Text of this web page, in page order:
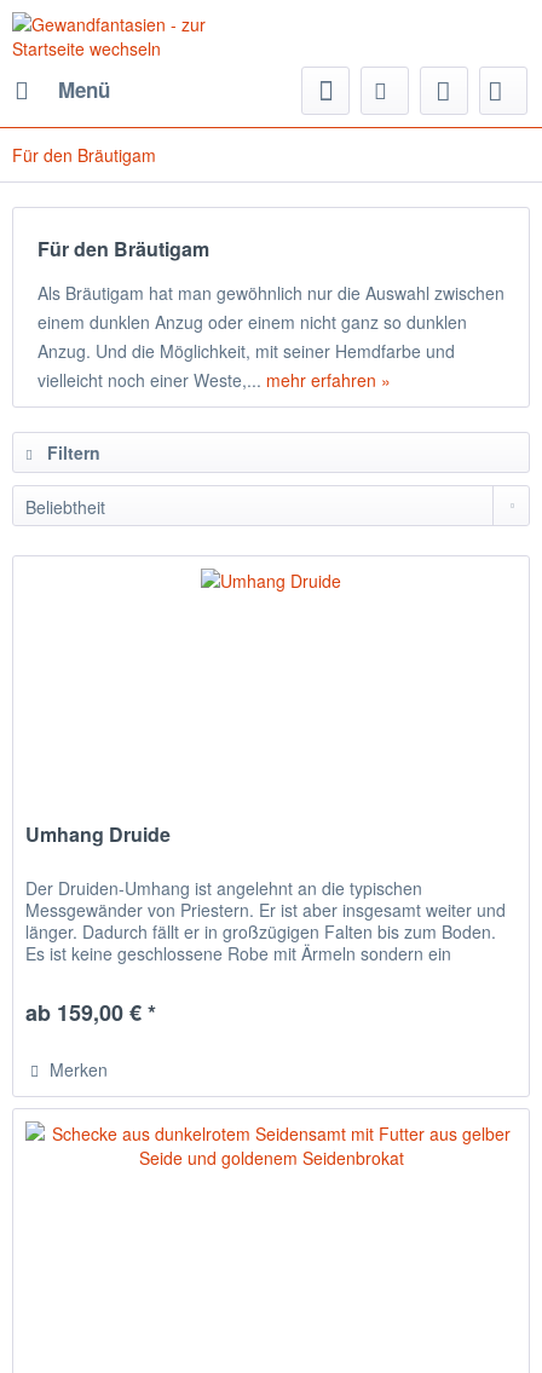
Menü
Für den Bräutigam
Für den Bräutigam
Als Bräutigam hat man gewöhnlich nur die Auswahl zwischen
einem dunklen Anzug oder einem nicht ganz so dunklen
Anzug. Und die Möglichkeit, mit seiner Hemdfarbe und
vielleicht noch einer Weste,... mehr erfahren »
Filtern
Umhang Druide
Der Druiden-Umhang ist angelehnt an die typischen
Messgewänder von Priestern. Er ist aber insgesamt weiter und
länger. Dadurch fällt er in großzügigen Falten bis zum Boden.
Es ist keine geschlossene Robe mit Ärmeln sondern ein
ab 159,00 € *
Merken